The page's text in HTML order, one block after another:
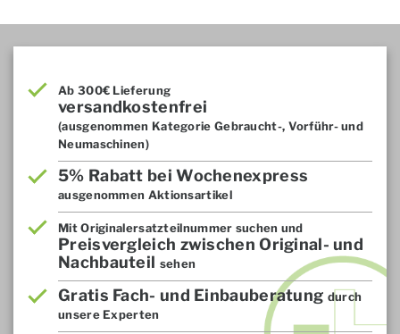
Ab 300€ Lieferung
versandkostenfrei
(ausgenommen Kategorie Gebraucht-, Vorführ- und
Neumaschinen)
5% Rabatt bei Wochenexpress
ausgenommen Aktionsartikel
Mit Originalersatzteilnummer suchen und
Preisvergleich zwischen Original- und
Nachbauteil sehen
Gratis Fach- und Einbauberatung durch
unsere Experten